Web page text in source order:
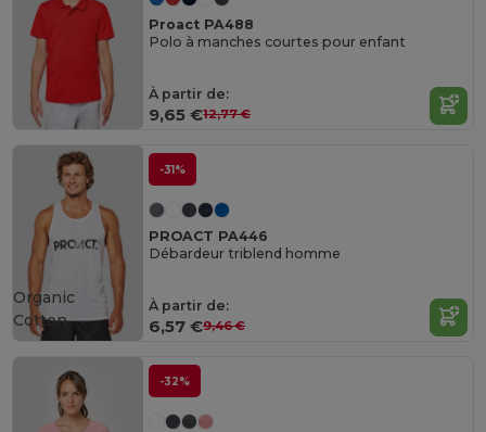
Proact PA488
Polo à manches courtes pour enfant
À partir de:
9,65 €12,77 €
-31%
PROACT PA446
Débardeur triblend homme
À partir de:
6,57 €9,46 €
Organic
Cotton
-32%